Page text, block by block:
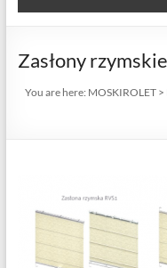
Zasłony
You are here: MOSKIROLET >